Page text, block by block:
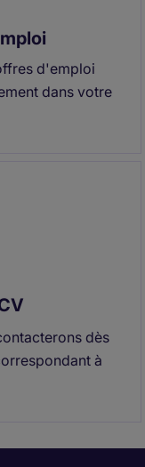
d'emploi
dans votre
dès
à